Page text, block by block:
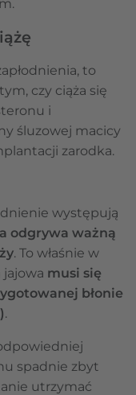
to
czy ciąża się
i
śluzowej macicy
zarodka.
występują
odgrywa ważną
. To właśnie w
jajowa musi się
błonie
.
spadnie zbyt
utrzymać